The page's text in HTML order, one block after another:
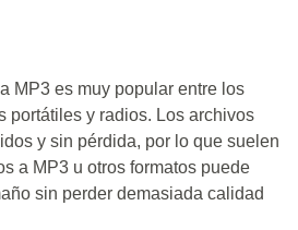
MP3 es muy popular entre los
portátiles y radios. Los archivos
y sin pérdida, por lo que suelen
a MP3 u otros formatos puede
sin perder demasiada calidad